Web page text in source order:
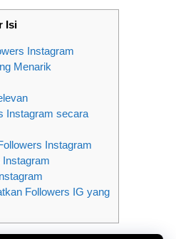
Isi
Instagram
Menarik
Instagram secara
Instagram
Instagram
Followers IG yang